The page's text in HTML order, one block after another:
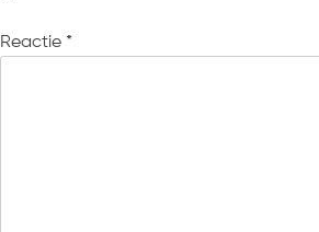
Reactie *